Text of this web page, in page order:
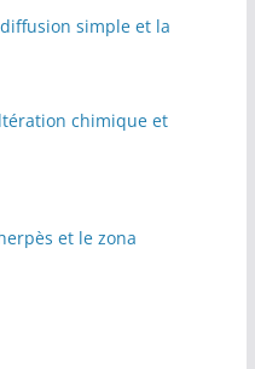
simple et la
chimique et
et le zona